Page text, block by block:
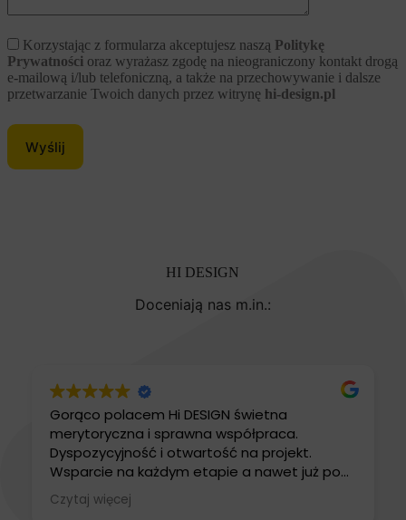
Korzystając z formularza akceptujesz naszą Politykę
Prywatności oraz wyrażasz zgodę na nieograniczony kontakt drogą
e-mailową i/lub telefoniczną, a także na przechowywanie i dalsze
przetwarzanie Twoich danych przez witrynę hi-design.pl
HI DESIGN
Doceniają nas m.in.:
Gorąco polacem Hi DESIGN świetna
merytoryczna i sprawna współpraca.
Dyspozycyjność i otwartość na projekt.
Wsparcie na każdym etapie a nawet już po
zakończeniu zlecenia.
Polecam firmę i jej Szefa
Czytaj więcej